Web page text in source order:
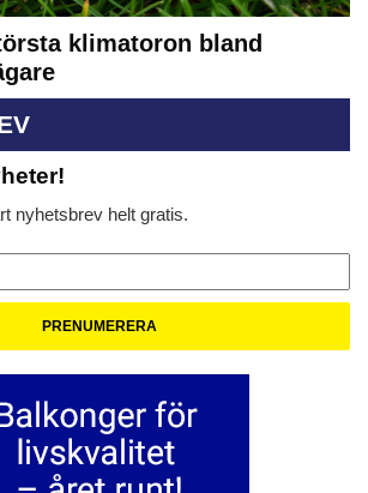
klimatoron bland
nyhetsbrev helt gratis.